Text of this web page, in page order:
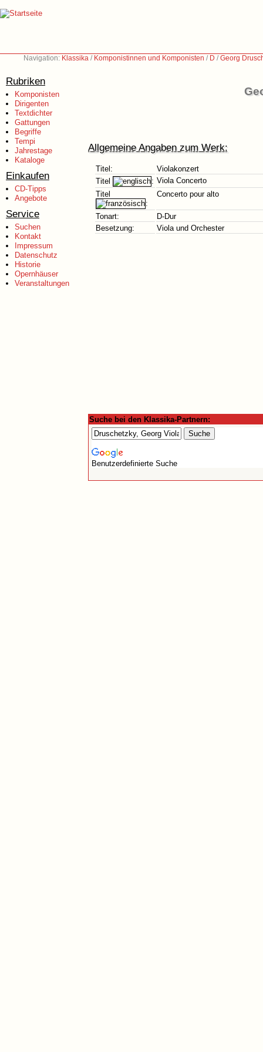
Navigation: Klassika / Komponistinnen und Komponisten / D /Georg
Rubriken
Komponisten
Dirigenten
Textdichter
Gattungen
Begriffe
Tempi
Jahrestage
Kataloge
Einkaufen
CD-Tipps
Angebote
Service
Suchen
Kontakt
Impressum
Datenschutz
Historie
Opernhäuser
Veranstaltungen
Allgemeine Angaben zum Werk:
Titel:
Violakonzert
Titel
: Viola Concerto
Titel
:
Concerto pour alto
Tonart:
D-Dur
Besetzung:
Viola und Orchester
Suche bei den Klassika-Partnern:
Benutzerdefinierte Suche